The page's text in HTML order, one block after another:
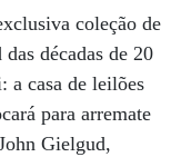
coleção de
décadas de 20
a casa de leilões
para arremate
Gielgud,